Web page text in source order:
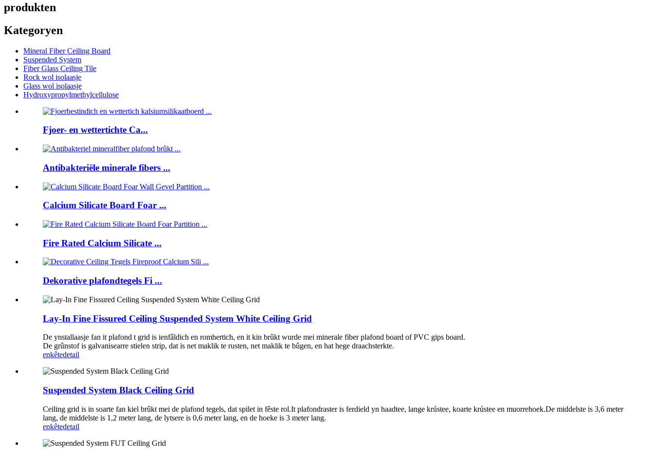
produkten
Kategoryen
Mineral Fiber Ceiling Board
Suspended System
Fiber Glass Ceiling Tile
Rock wol isolaasje
Glass wol isolaasje
Hydroxypropylmethylcellulose
Fjoer- en wettertichte Ca...
Antibakteriële minerale fibers ...
Calcium Silicate Board Foar ...
Fire Rated Calcium Silicate ...
Dekorative plafondtegels Fi ...
Lay-In Fine Fissured Ceiling Suspended System White Ceiling Grid
De ynstallaasje fan it plafond t grid is ienfâldich en romhertich, en it kin brûkt wurde mei minerale fiber plafond board of PVC gips board.
De grûnstof is galvanisearre stielen strip, dat is net maklik te rusten, net maklik te bûgen, en hat hege draachsterkte.
enkêtedetail
Suspended System Black Ceiling Grid
Ceiling grid is in soarte fan kiel brûkt mei de plafond tegels, dat spilet in fêste rol.It plafondraster is ferdield yn haadtee, lange krústee, koarte krústee en muorrehoek.De middelste is 3,6 meter
lang, de middelste is 1,2 meter lang, de lytsere is 0,6 meter lang, en de hoeke is 3 meter lang.
enkêtedetail